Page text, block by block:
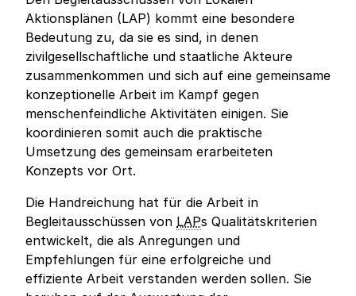
Aktionsplänen (LAP) kommt eine besondere
Bedeutung zu, da sie es sind, in denen
zivilgesellschaftliche und staatliche Akteure
zusammenkommen und sich auf eine gemeinsame
konzeptionelle Arbeit im Kampf gegen
menschenfeindliche Aktivitäten einigen. Sie
koordinieren somit auch die praktische
Umsetzung des gemeinsam erarbeiteten
Konzepts vor Ort.
Die Handreichung hat für die Arbeit in
Begleitausschüssen von LAPs Qualitätskriterien
entwickelt, die als Anregungen und
Empfehlungen für eine erfolgreiche und
effiziente Arbeit verstanden werden sollen. Sie